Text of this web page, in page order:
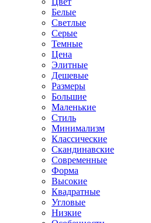
Белые
Светлые
Серые
Темные
Цена
Элитные
Дешевые
Размеры
Большие
Маленькие
Стиль
Минимализм
Классические
Скандинавские
Современные
Форма
Высокие
Квадратные
Угловые
Низкие